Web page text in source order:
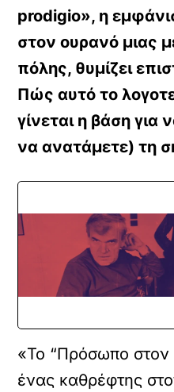
prodigio», η
στον ουρανό μιας
πόλης, θυμίζει
Πώς αυτό το
γίνεται η βάση
να ανατάμετε) τη
«Το “Πρόσωπο στον
ένας καθρέφτης